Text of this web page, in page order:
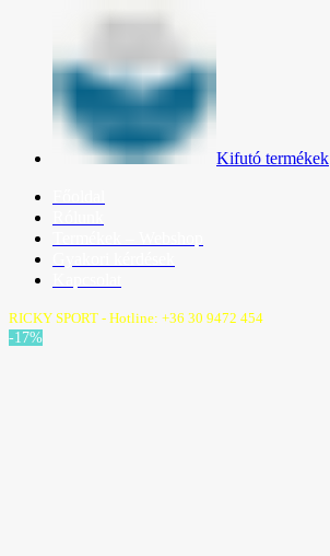
Kifutó termékek
RICKY SPORT - Hotline: +36 30 9472 454
-17%